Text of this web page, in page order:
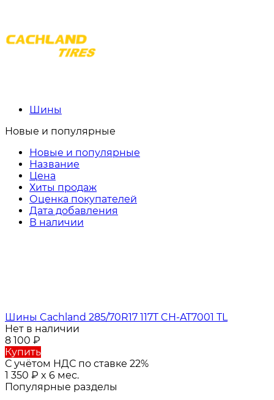
Шины
Новые и популярные
Новые и популярные
Название
Цена
Хиты продаж
Оценка покупателей
Дата добавления
В наличии
Шины Cachland 285/70R17 117T CH-AT7001 TL
Нет в наличии
8 100 ₽
Купить
С учётом НДС по ставке 22%
1 350 ₽ x 6 мес.
Популярные разделы